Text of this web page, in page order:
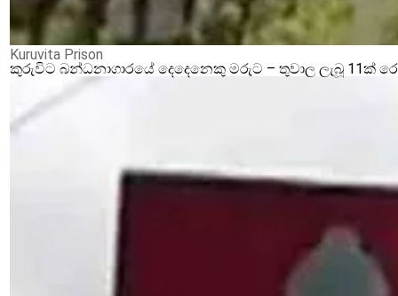
Kuruvita Prison
කුරුවිට බන්ධනාගාරයේ දෙදෙනෙකු මරුට – තුවාල ලැබූ 11ක්